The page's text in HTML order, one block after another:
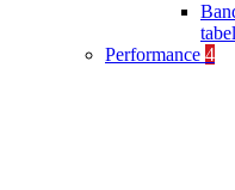
Performance 4